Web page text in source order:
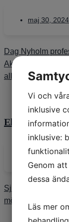
maj 30, 2024
Dag Nyholm
Akademiska
Eleonor
maj 2, 2024
Sju goda år? Det
mönster i de
Vi och
inklusive
inklusive:
Genom
dessa
Läs mer